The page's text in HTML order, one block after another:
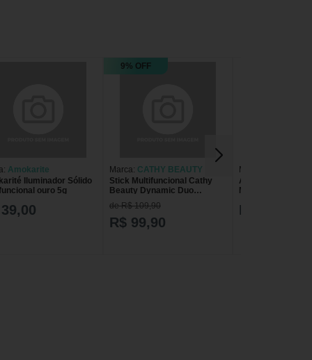
Amokarite
Iluminador Sólido
ouro 5g
9% OFF
Marca: CATHY BEAUTY
Stick Multifuncional Cathy
Beauty Dynamic Duo
Iluminador Luminous Gold
8,5g
de R$ 109,90
R$ 99,90
Marca:
Amokarité
Multifuncional
R$ 39,00